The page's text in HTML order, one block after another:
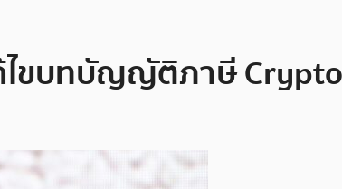
ขบทบัญญัติภาษี Crypto